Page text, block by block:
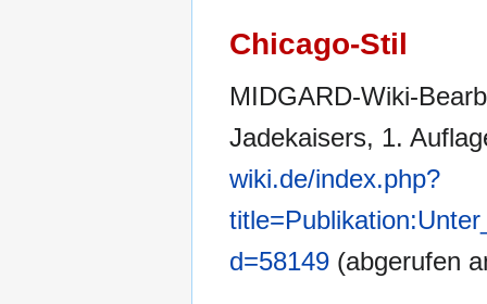
Chicago-Stil
MIDGARD-Wiki-
Jadekaisers, 1.
wiki.de/index.php?
d=58149 (abgerufen